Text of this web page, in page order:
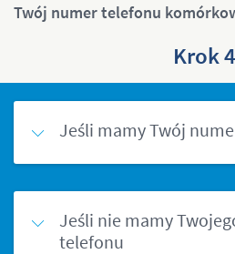
Twój numer telefonu
Krok 4
Jeśli mamy Twój
Jeśli nie mamy
telefonu